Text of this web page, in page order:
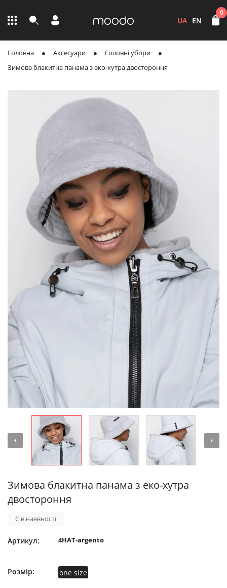
UA EN
0
Головна Аксесуари
Головні убори
Зимова блакитна панама з еко-хутра двостороння
Зимова блакитна панама з еко-хутра
двостороння
Є в наявності
Артикул: 4HAT-argento
Розмір: one size